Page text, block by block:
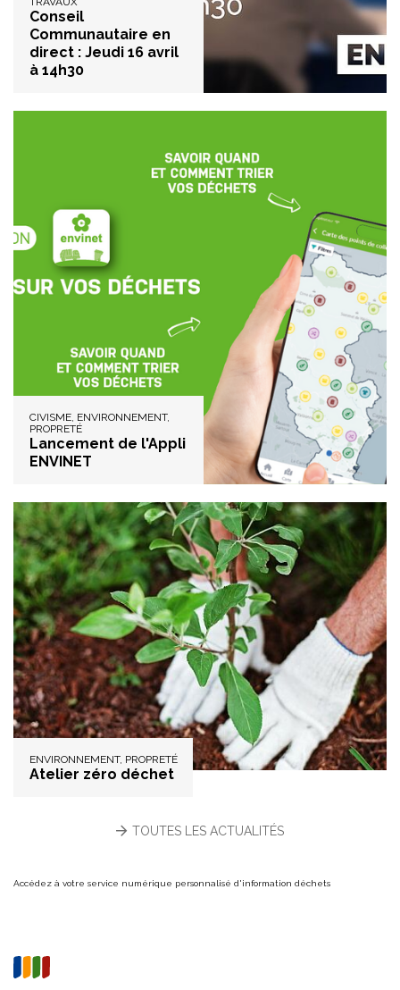
Conseil
Communautaire en
direct : Jeudi 16 avril
à 14h30
CIVISME, ENVIRONNEMENT,
PROPRETÉ
Lancement de l'Appli
ENVINET
ENVIRONNEMENT, PROPRETÉ
Atelier zéro déchet
TOUTES LES ACTUALITÉS
Accédez à votre service numérique personnalisé d'information déchets